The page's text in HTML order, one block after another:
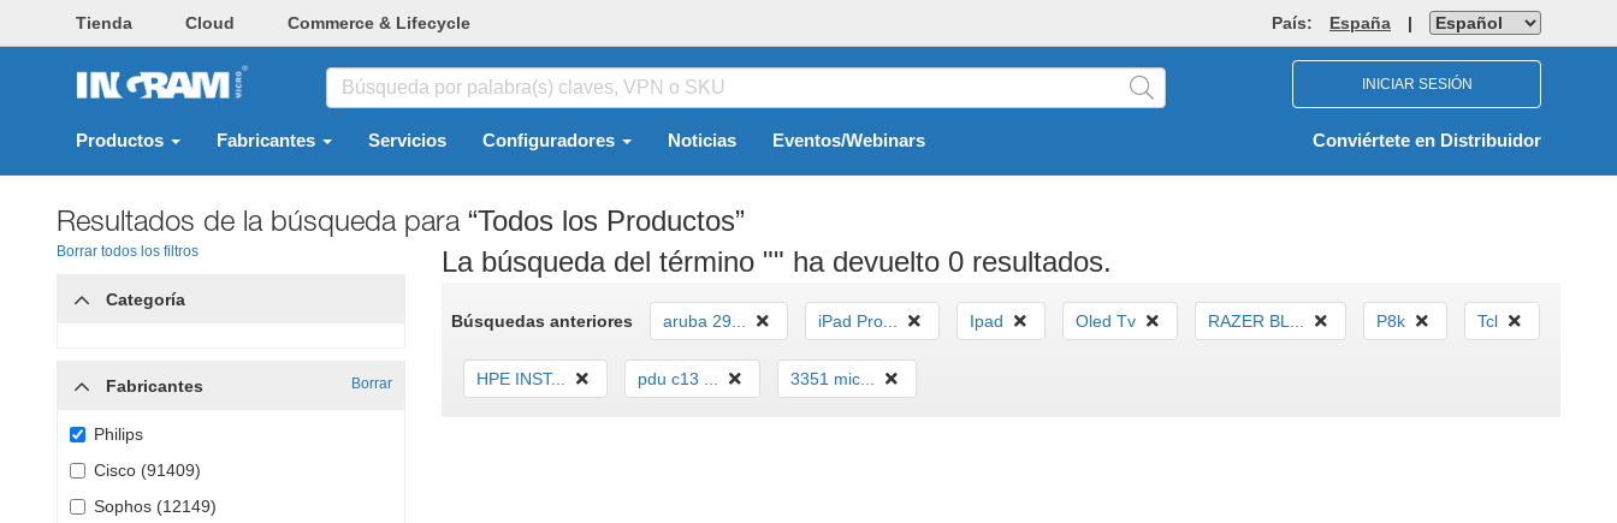
Tienda Cloud Commerce & Lifecycle País: España |
INICIAR SESIÓN
Productos Fabricantes Servicios Configuradores Noticias Eventos/Webinars Conviértete en Distribuidor
Resultados de la búsqueda para “Todos los Productos”
Borrar todos los filtros
Categoría
Fabricantes Borrar
Philips
Cisco (91409)
Sophos (12149)
La búsqueda del término "" ha devuelto 0 resultados.
Búsquedas anteriores aruba 29... iPad Pro... Ipad Oled Tv RAZER BL... P8k Tcl
HPE INST... pdu c13 ... 3351 mic...